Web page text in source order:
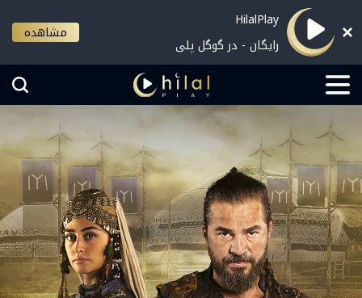
HilalPlay
رایگان - در گوگل پلی
مشاهده